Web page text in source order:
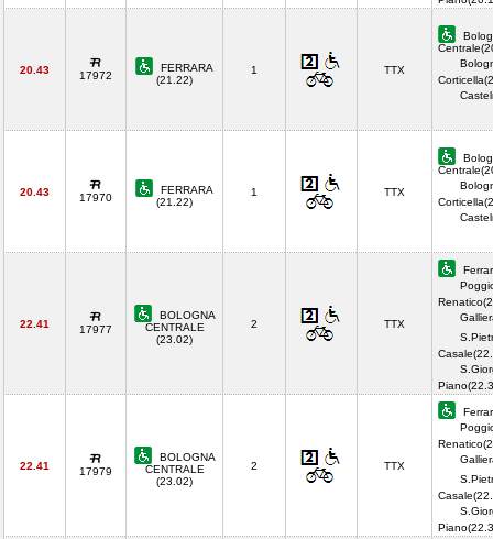
20.43 17972
FERRARA
(21.22)
1 TTX
20.43 17970
FERRARA
(21.22)
1 TTX
22.41 17977
BOLOGNA
CENTRALE
(23.02)
2 TTX
22.41 17979
BOLOGNA
CENTRALE
(23.02)
2 TTX